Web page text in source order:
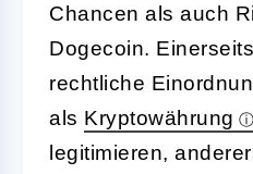
Chancen als auch
Dogecoin.
rechtliche
als Kryptowährung
legitimieren,